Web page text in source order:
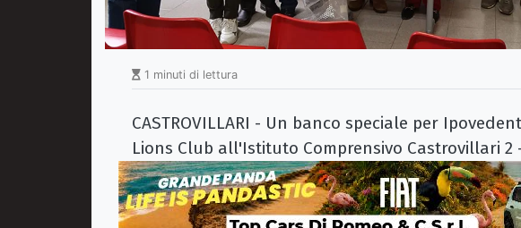
1 minuti di lettura
CASTROVILLARI - Un banco speciale per
Lions Club all'Istituto Comprensivo Castrovillari 2